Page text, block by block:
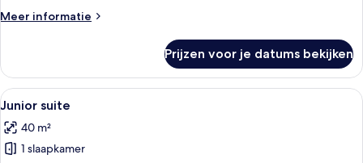
Meer informatie
Meer
Cave
Room
Prijzen voor je datums bekijken
Alle
foto's
voor
Junior
Een slaapkamer met een groot bed,
9
Junior suite
40 m²
1 slaapkamer